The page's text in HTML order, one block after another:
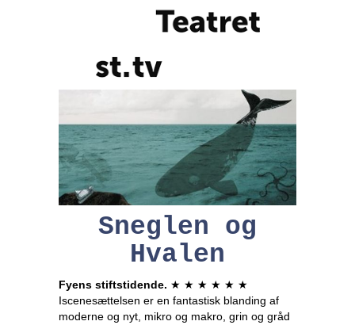
Sneglen og
Hvalen
Fyens stiftstidende. ★ ★ ★ ★ ★ ★
Iscenesættelsen er en fantastisk blanding af
moderne og nyt, mikro og makro, grin og gråd